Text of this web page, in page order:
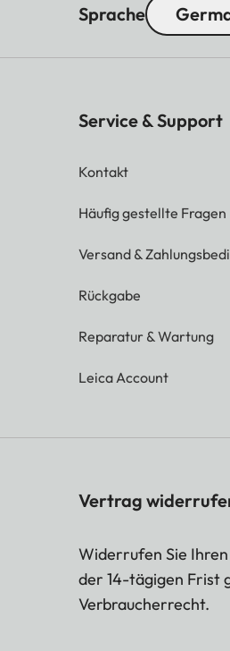
Sprache
Service & Support
Kontakt
Häufig gestellte Fragen
Versand &
Rückgabe
Reparatur & Wartung
Leica Account
Vertrag
Widerrufen Sie
der 14-tägigen Frist
Verbraucherrecht.